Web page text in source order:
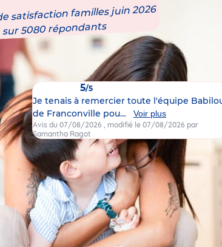
satisfaction familles juin 2026
sur 5080 répondants
5/5
Je tenais à remercier toute l'équipe
de Franconville pou…
Voir plus
Avis du 07/08/2026 , modifié le 07/08/2026 par
Samantha Ragot